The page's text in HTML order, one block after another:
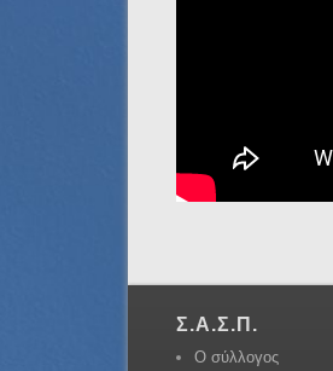
Σ.Α.Σ.Π.
Ο σύλλογος